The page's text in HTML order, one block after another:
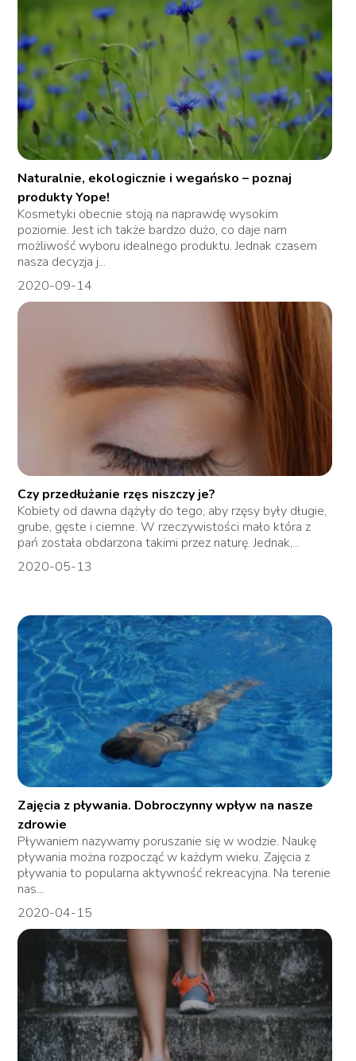
Naturalnie, ekologicznie i wegańsko – poznaj
produkty Yope!
Kosmetyki obecnie stoją na naprawdę wysokim
poziomie. Jest ich także bardzo dużo, co daje nam
możliwość wyboru idealnego produktu. Jednak czasem
nasza decyzja j...
2020-09-14
Czy przedłużanie rzęs niszczy je?
Kobiety od dawna dążyły do tego, aby rzęsy były długie,
grube, gęste i ciemne. W rzeczywistości mało która z
pań została obdarzona takimi przez naturę. Jednak,...
2020-05-13
Zajęcia z pływania. Dobroczynny wpływ na nasze
zdrowie
Pływaniem nazywamy poruszanie się w wodzie. Naukę
pływania można rozpocząć w każdym wieku. Zajęcia z
pływania to popularna aktywność rekreacyjna. Na terenie
nas...
2020-04-15